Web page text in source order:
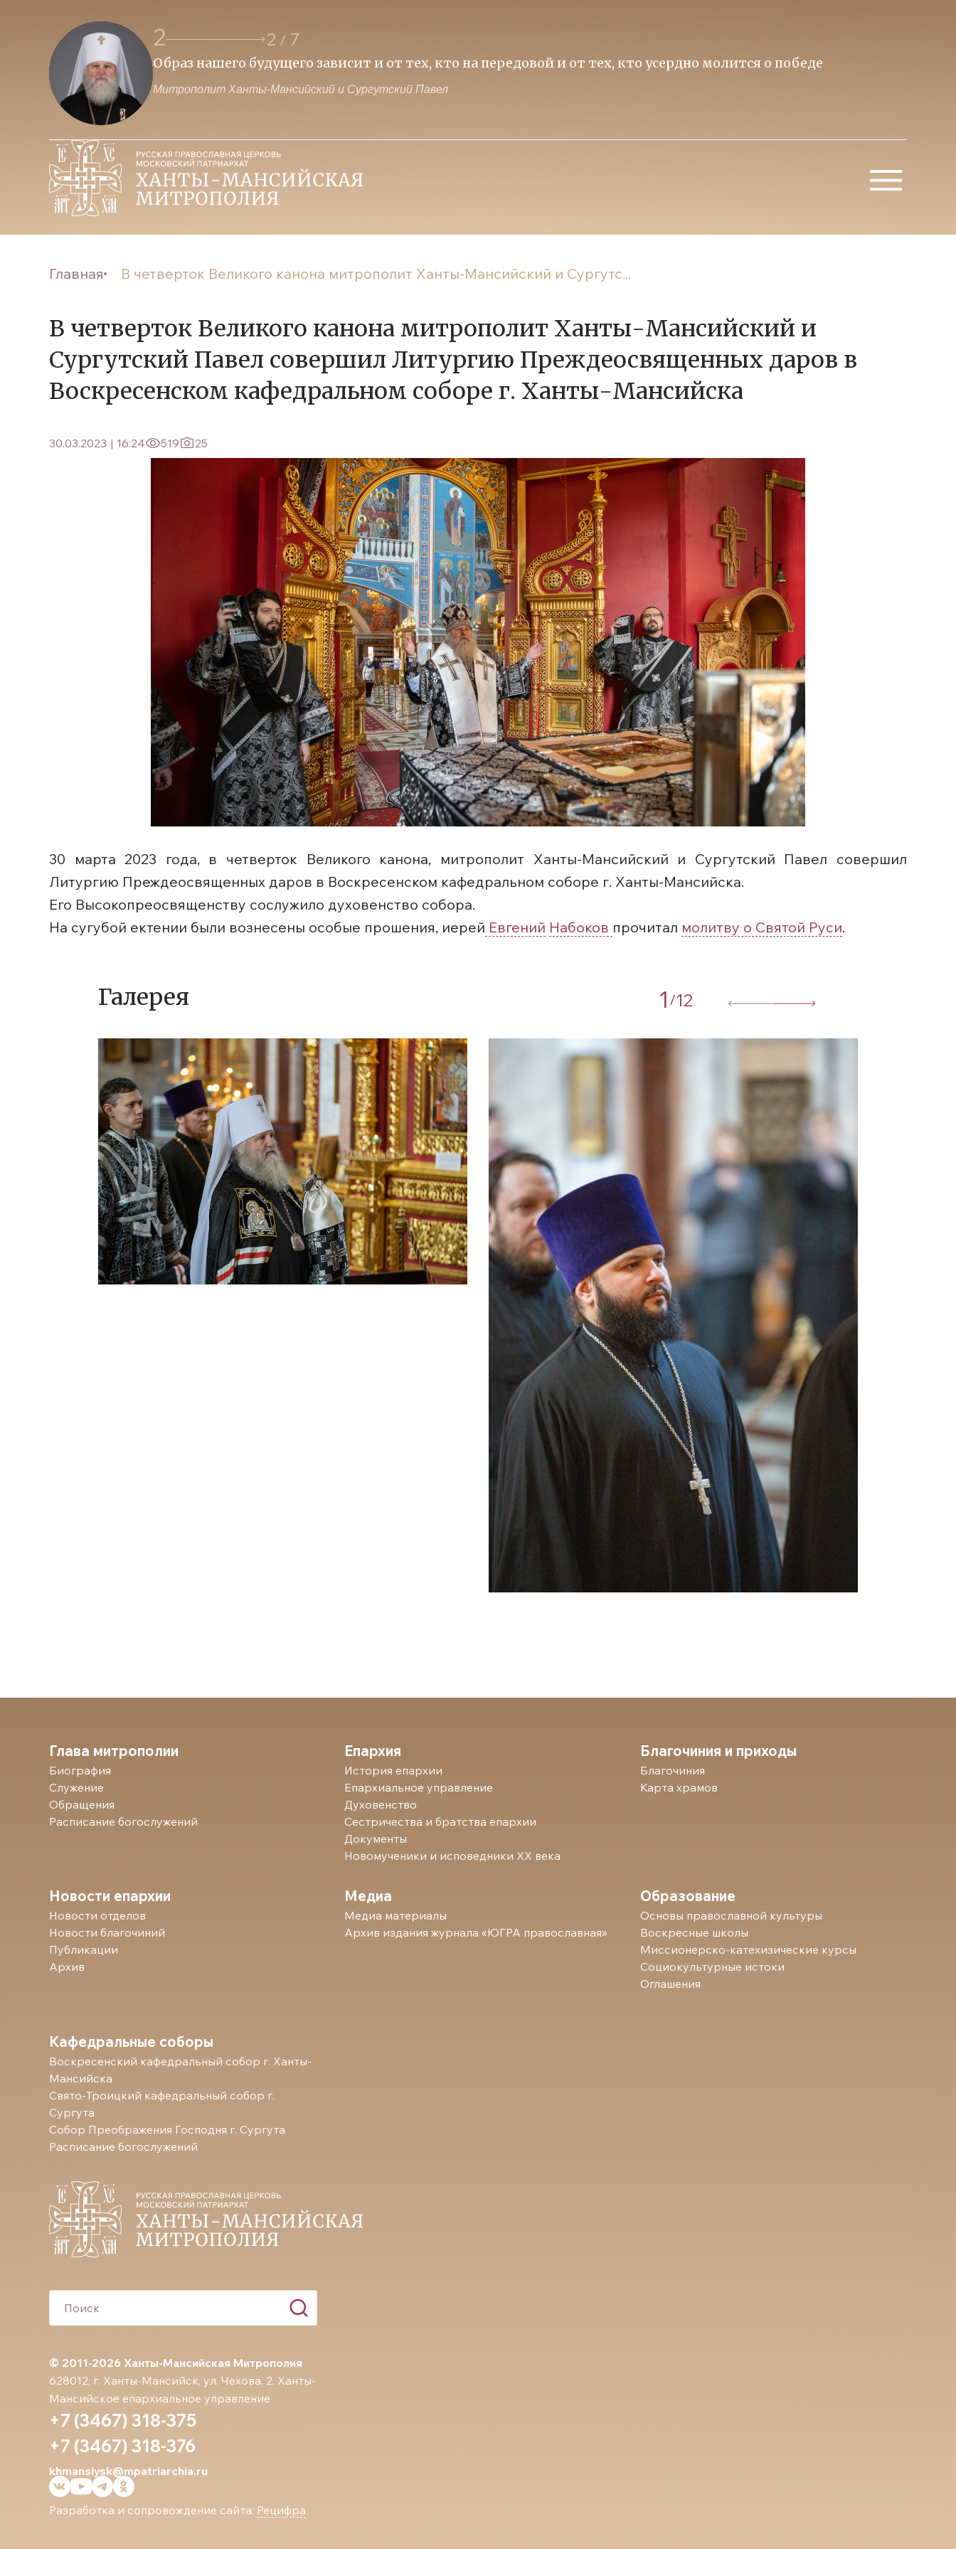
2 2 / 7
и Церкви Образ нашего будущего зависит и от тех, кто на передовой и от тех, кто усердно молится о победе
Митрополит Ханты-Мансийский и Сургутский Павел
Главная В четверток Великого канона митрополит Ханты-Мансийский и Сургутс...
В четверток Великого канона митрополит Ханты-Мансийский и
Сургутский Павел совершил Литургию Преждеосвященных даров в
Воскресенском кафедральном соборе г. Ханты-Мансийска
30.03.2023 | 16:24 519 25
30 марта 2023 года, в четверток Великого канона, митрополит Ханты-Мансийский и Сургутский Павел совершил
Литургию Преждеосвященных даров в Воскресенском кафедральном соборе г. Ханты-Мансийска.
Его Высокопреосвященству сослужило духовенство собора.
На сугубой ектении были вознесены особые прошения, иерей Евгений Набоков прочитал молитву о Святой Руси.
Галерея 1 /12
© 2011-2026 Ханты-Мансийская Митрополия
628012, г. Ханты-Мансийск, ул. Чехова, 2. Ханты-
Мансийское епархиальное управление
+7 (3467) 318-375
+7 (3467) 318-376
khmansiysk@mpatriarchia.ru
Разработка и сопровождение сайта: Рецифра
Глава митрополии
Биография
Служение
Обращения
Расписание богослужений
Епархия
История епархии
Епархиальное управление
Духовенство
Сестричества и братства епархии
Документы
Новомученики и исповедники ХХ века
Благочиния и приходы
Благочиния
Карта храмов
Новости епархии
Новости отделов
Новости благочиний
Публикации
Архив
Медиа
Медиа материалы
Архив издания журнала «ЮГРА православная»
Образование
Основы православной культуры
Воскресные школы
Миссионерско-катехизические курсы
Социокультурные истоки
Оглашения
Кафедральные соборы
Воскресенский кафедральный собор г. Ханты-
Мансийска
Свято-Троицкий кафедральный собор г.
Сургута
Собор Преображения Господня г. Сургута
Расписание богослужений